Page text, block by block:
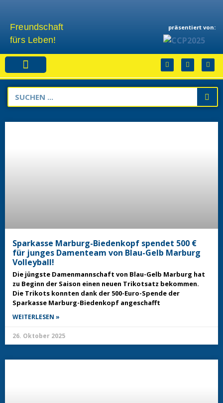
Freundschaft
fürs Leben!
präsentiert von:
Sparkasse Marburg-Biedenkopf spendet 500 €
für junges Damenteam von Blau-Gelb Marburg
Volleyball!
Die jüngste Damenmannschaft von Blau-Gelb Marburg hat
zu Beginn der Saison einen neuen Trikotsatz bekommen.
Die Trikots konnten dank der 500-Euro-Spende der
Sparkasse Marburg-Biedenkopf angeschafft
WEITERLESEN »
26. Oktober 2025